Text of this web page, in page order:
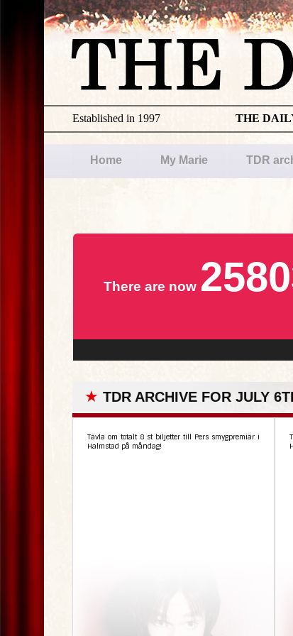
THE
Established in 1997
Home My Marie TDR
There are now
★ TDR ARCHIVE FOR JULY
Tävla om totalt 8 st biljetter till Pers smygpremiär i
Halmstad på måndag!